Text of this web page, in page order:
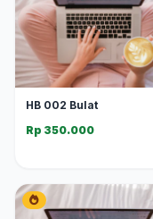
HB 002 Bulat
Rp 350.000